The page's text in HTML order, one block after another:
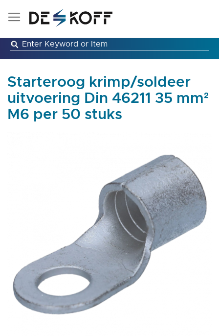
Ga
inhoud
Starteroog krimp/soldeer
uitvoering Din 46211 35 mm²
M6 per 50 stuks